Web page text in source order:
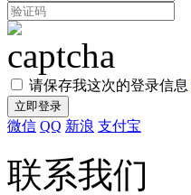
请保存我这次的登录信息
微信 QQ 新浪 支付宝
联系我们